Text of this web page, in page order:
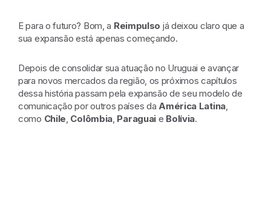
E para o futuro? Bom, a Reimpulso já deixou claro que a
sua expansão está apenas começando.
Depois de consolidar sua atuação no Uruguai e avançar
para novos mercados da região, os próximos capítulos
dessa história passam pela expansão de seu modelo de
comunicação por outros países daAmérica Latina,
como Chile, Colômbia, Paraguai e Bolívia.